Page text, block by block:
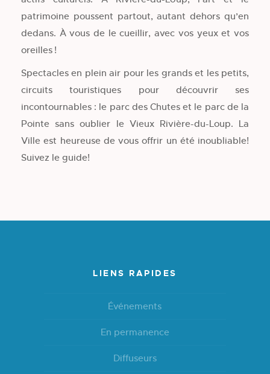
patrimoine poussent partout, autant dehors qu’en
dedans. À vous de le cueillir, avec vos yeux et vos
oreilles !
Spectacles en plein air pour les grands et les petits,
circuits touristiques pour découvrir ses
incontournables : le parc des Chutes et le parc de la
Pointe sans oublier le Vieux Rivière-du-Loup. La
Ville est heureuse de vous offrir un été inoubliable!
Suivez le guide!
LIENS RAPIDES
Événements
En permanence
Diffuseurs